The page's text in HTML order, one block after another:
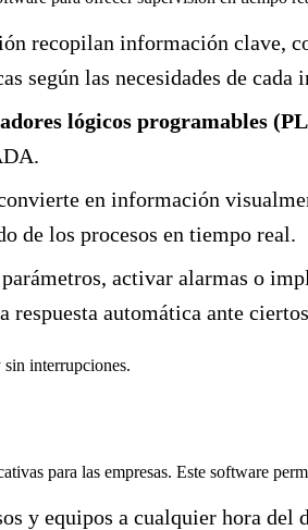
recopilan información clave,
según las necesidades de cada
lógicos programables
en información
de los procesos en tiempo real.
activar alarmas o
automática ante
sin interrupciones.
para las empresas. Este software
y equipos a cualquier hora del